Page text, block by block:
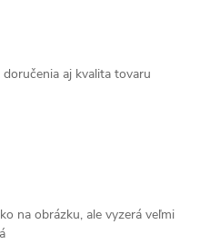
aj kvalita tovaru
na obrázku, ale vyzerá veľmi